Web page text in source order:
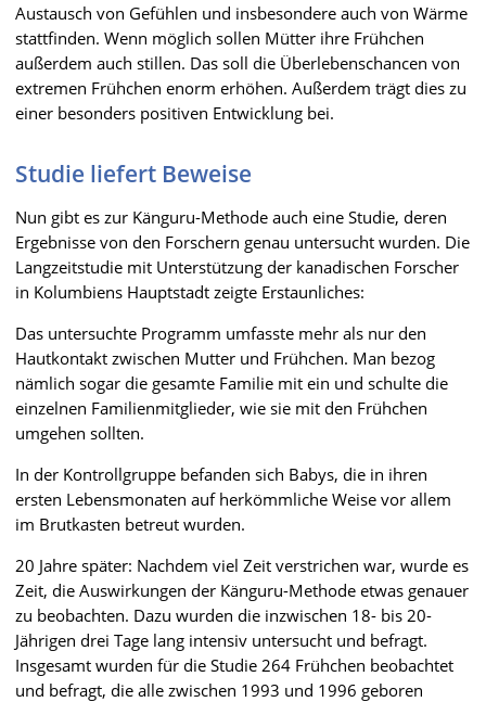
Austausch von Gefühlen und insbesondere auch von Wärme
stattfinden. Wenn möglich sollen Mütter ihre Frühchen
außerdem auch stillen. Das soll die Überlebenschancen von
extremen Frühchen enorm erhöhen. Außerdem trägt dies zu
einer besonders positiven Entwicklung bei.
Studie liefert Beweise
Nun gibt es zur Känguru-Methode auch eine Studie, deren
Ergebnisse von den Forschern genau untersucht wurden. Die
Langzeitstudie mit Unterstützung der kanadischen Forscher
in Kolumbiens Hauptstadt zeigte Erstaunliches:
Das untersuchte Programm umfasste mehr als nur den
Hautkontakt zwischen Mutter und Frühchen. Man bezog
nämlich sogar die gesamte Familie mit ein und schulte die
einzelnen Familienmitglieder, wie sie mit den Frühchen
umgehen sollten.
In der Kontrollgruppe befanden sich Babys, die in ihren
ersten Lebensmonaten auf herkömmliche Weise vor allem
im Brutkasten betreut wurden.
20 Jahre später: Nachdem viel Zeit verstrichen war, wurde es
Zeit, die Auswirkungen der Känguru-Methode etwas genauer
zu beobachten. Dazu wurden die inzwischen 18- bis 20-
Jährigen drei Tage lang intensiv untersucht und befragt.
Insgesamt wurden für die Studie 264 Frühchen beobachtet
und befragt, die alle zwischen 1993 und 1996 geboren